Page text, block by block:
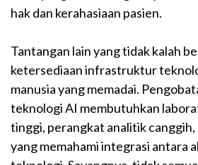
hak dan kerahasiaan pasien.
Tantangan lain yang tidak kalah
ketersediaan infrastruktur
manusia yang memadai.
teknologi AI membutuhkan
tinggi, perangkat analitik
yang memahami integrasi antara